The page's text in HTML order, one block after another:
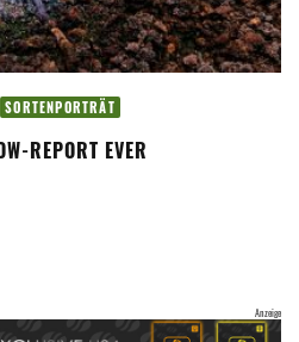
SORTENPORTRÄT
REPORT EVER